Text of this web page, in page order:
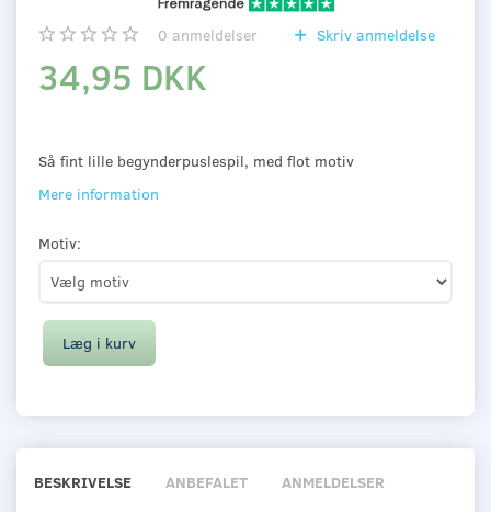
0 anmeldelser Skriv anmeldelse
34,95 DKK
Så fint lille begynderpuslespil, med flot motiv
Mere information
Motiv:
Læg i kurv
BESKRIVELSE ANBEFALET ANMELDELSER